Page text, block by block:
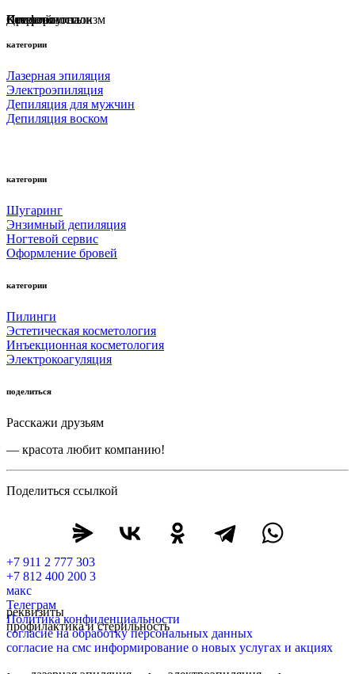
Профессионализм
Комфорт
Качество
Детский уголок
Стерильность
категории
Лазерная эпиляция
Электроэпиляция
Депиляция для мужчин
Депиляция воском
категории
Шугаринг
Энзимный депиляция
Ногтевой сервис
Оформление бровей
категории
Пилинги
Эстетическая косметология
Инъекционная косметология
Электрокоагуляция
поделиться
Расскажи друзьям
— красота любит компанию!
Поделиться ссылкой
+7 911 2 777 303
+7 812 400 200 3
макс
Телеграм
реквизиты
Политика конфиденциальности
профилактика и стерильность
согласие на обработку персональных данных
согласие на смс информирование о новых услугах и акциях